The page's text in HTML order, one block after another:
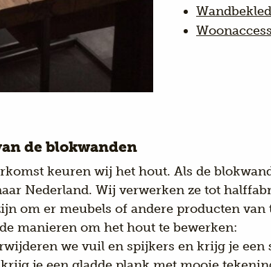
de blokwanden
keuren wij het hout. Als de
Nederland. Wij verwerken ze tot
om er meubels of andere producten van
manieren om het hout te bewerken:
we vuil en spijkers en krijg je